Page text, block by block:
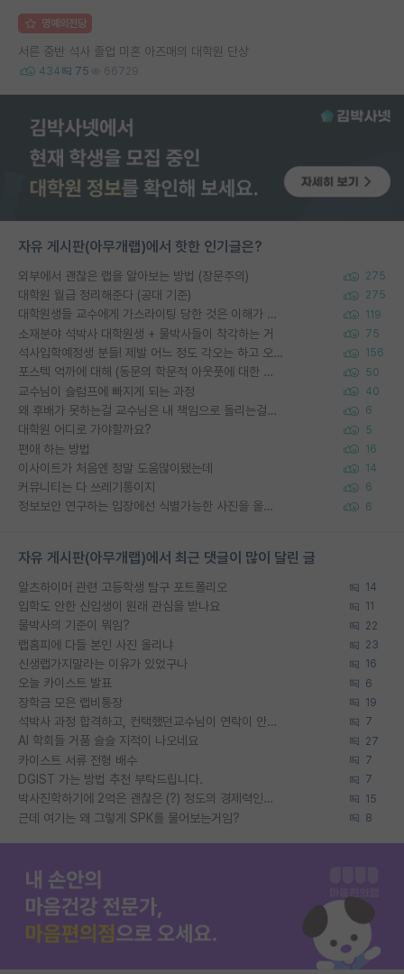
명예의전당
서른 중반 석사 졸업 미혼 아즈매의 대학원 단상
434 75 66729
자유 게시판(아무개랩)에서 핫한 인기글은?
외부에서 괜찮은 랩을 알아보는 방법 (장문주의) 275
대학원 월급 정리해준다 (공대 기준) 275
대학원생들 교수에게 가스라이팅 당한 것은 이해가 갑니다. 안타깝네요. 119
소재분야 석박사 대학원생 + 물박사들이 착각하는 거 75
석사입학예정생 분들! 제발 어느 정도 각오는 하고 오세요. 156
포스텍 억까에 대해 (동문의 학문적 아웃풋에 대한 반박) 50
교수님이 슬럼프에 빠지게 되는 과정 40
왜 후배가 못하는걸 교수님은 내 책임으로 돌리는걸까요? 6
대학원 어디로 가야할까요? 5
편애 하는 방법 16
이사이트가 처음엔 정말 도움많이됐는데 14
커뮤니티는 다 쓰레기통이지 6
정보보안 연구하는 입장에선 식별가능한 사진을 올리는건 비추이긴함 6
자유 게시판(아무개랩)에서 최근 댓글이 많이 달린 글
알츠하이머 관련 고등학생 탐구 포트폴리오 14
입학도 안한 신입생이 원래 관심을 받나요 11
물박사의 기준이 뭐임? 22
랩홈피에 다들 본인 사진 올리냐 23
신생랩가지말라는 이유가 있었구나 16
오늘 카이스트 발표 6
장학금 모은 랩비통장 19
석박사 과정 합격하고, 컨택했던교수님이 연락이 안됩니다... 7
AI 학회들 거품 슬슬 지적이 나오네요 27
카이스트 서류 전형 배수 7
DGIST 가는 방법 추천 부탁드립니다. 7
박사진학하기에 2억은 괜찮은 (?) 정도의 경제력인가요 15
근데 여기는 왜 그렇게 SPK를 물어보는거임? 8